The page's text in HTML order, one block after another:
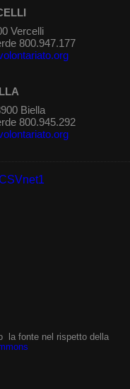
Vercelli
800.947.177
Biella
800.945.292
la fonte nel rispetto della